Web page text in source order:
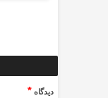
دیدگاه*